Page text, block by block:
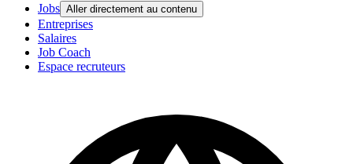
Jobs Aller directement au contenu
Entreprises
Salaires
Job Coach
Espace recruteurs